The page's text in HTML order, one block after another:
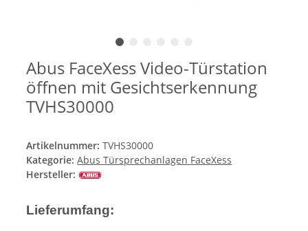
Abus FaceXess Video-Türstation
öffnen mit Gesichtserkennung
TVHS30000
Artikelnummer:TVHS30000
Kategorie:Abus Türsprechanlagen FaceXess
Hersteller:
Lieferumfang: